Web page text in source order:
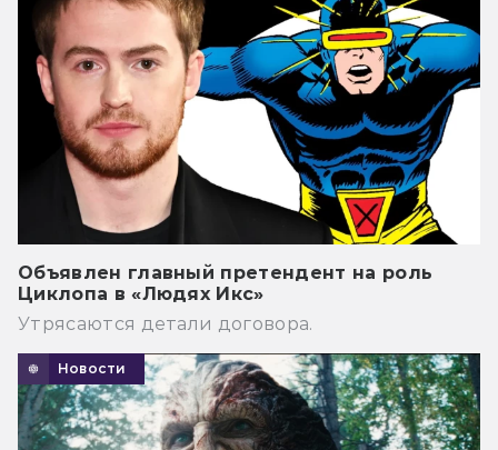
Объявлен главный претендент на роль
Циклопа в «Людях Икс»
Утрясаются детали договора.
Новости